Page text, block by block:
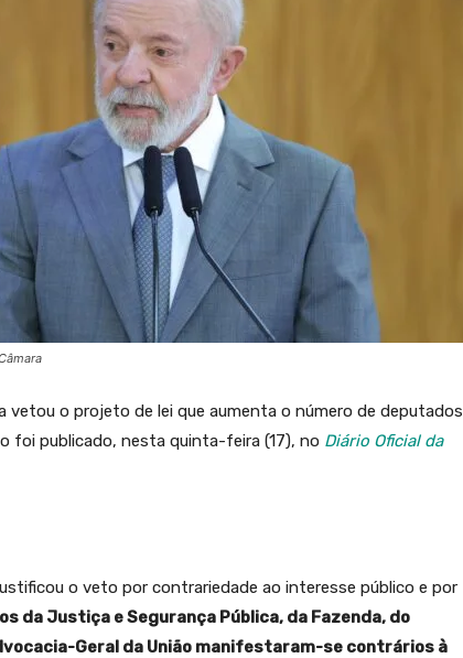
vetou o projeto de lei que aumenta o número de deputados
foi publicado, nesta quinta-feira (17), no Diário Oficial da
o veto por contrariedade ao interesse público e por
da Justiça e Segurança Pública, da Fazenda, do
Geral da União manifestaram-se contrários à